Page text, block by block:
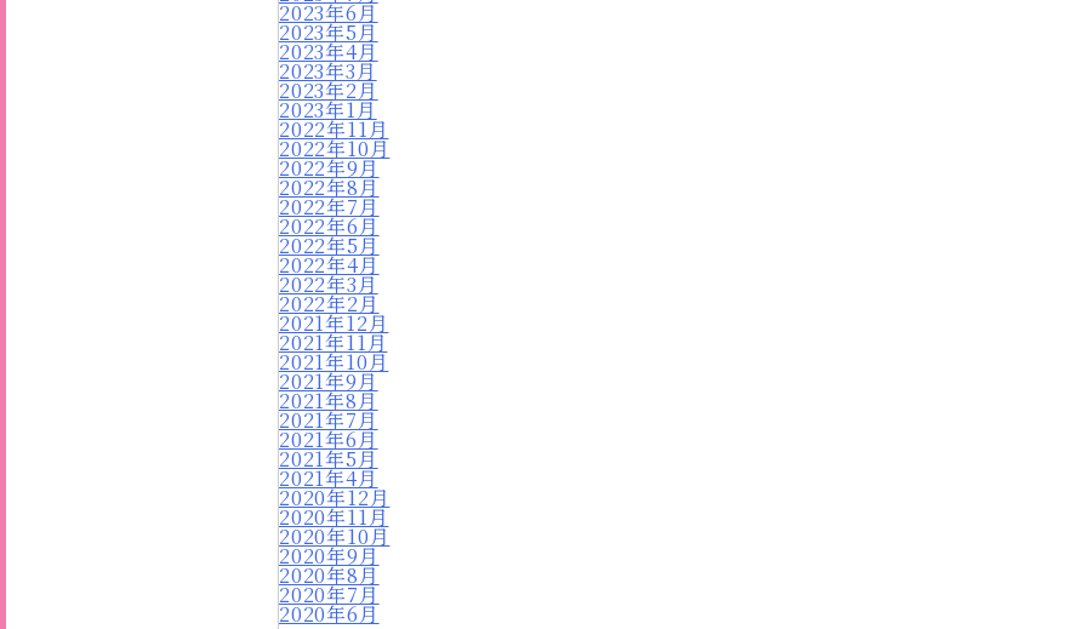
2023年6月
2023年5月
2023年4月
2023年3月
2023年2月
2023年1月
2022年11月
2022年10月
2022年9月
2022年8月
2022年7月
2022年6月
2022年5月
2022年4月
2022年3月
2022年2月
2021年12月
2021年11月
2021年10月
2021年9月
2021年8月
2021年7月
2021年6月
2021年5月
2021年4月
2020年12月
2020年11月
2020年10月
2020年9月
2020年8月
2020年7月
2020年6月